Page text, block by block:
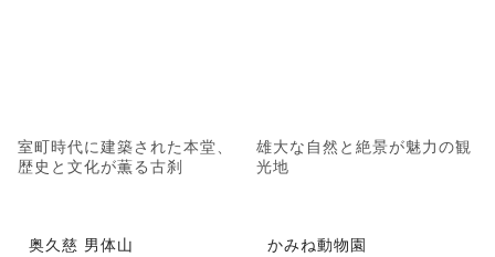
室町時代に建築された本堂、
歴史と文化が薫る古刹
雄大な自然と絶景が魅力の観
光地
奥久慈 男体山 かみね動物園